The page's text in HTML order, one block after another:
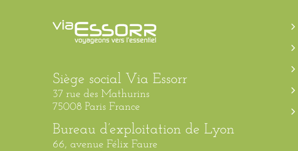
Siège social Via Essorr
37 rue des Mathurins
75008 Paris France
Bureau d’exploitation de Lyon
66, avenue Félix Faure